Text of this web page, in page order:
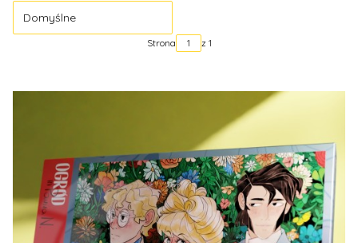
Domyślne
Strona z 1